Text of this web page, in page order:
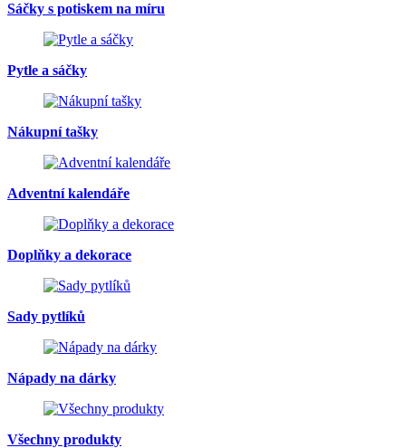
Sáčky s potiskem na míru
Pytle a sáčky
Nákupní tašky
Adventní kalendáře
Doplňky a dekorace
Sady pytlíků
Nápady na dárky
Všechny produkty